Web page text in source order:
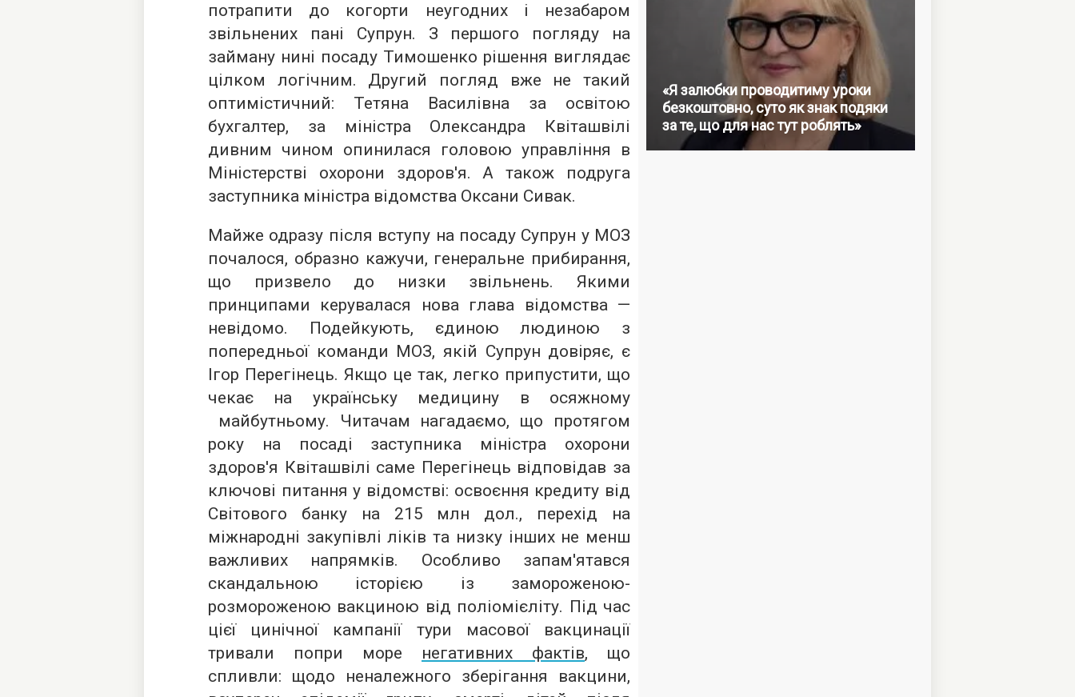
потрапити до когорти неугодних і незабаром
звільнених пані Супрун. З першого погляду на
займану нині посаду Тимошенко рішення виглядає
цілком логічним. Другий погляд вже не такий
оптимістичний: Тетяна Василівна за освітою
бухгалтер, за міністра Олександра Квіташвілі
дивним чином опинилася головою управління в
Міністерстві охорони здоров'я. А також подруга
заступника міністра відомства Оксани Сивак.
Майже одразу після вступу на посаду Супрун у МОЗ
почалося, образно кажучи, генеральне прибирання,
що призвело до низки звільнень. Якими
принципами керувалася нова глава відомства —
невідомо. Подейкують, єдиною людиною з
попередньої команди МОЗ, якій Супрун довіряє, є
Ігор Перегінець. Якщо це так, легко припустити, що
чекає на українську медицину в осяжному
майбутньому. Читачам нагадаємо, що протягом
року на посаді заступника міністра охорони
здоров'я Квіташвілі саме Перегінець відповідав за
ключові питання у відомстві: освоєння кредиту від
Світового банку на 215 млн дол., перехід на
міжнародні закупівлі ліків та низку інших не менш
важливих напрямків. Особливо запам'ятався
скандальною історією із замороженою-
розмороженою вакциною від поліомієліту. Під час
цієї цинічної кампанії тури масової вакцинації
тривали попри море негативних фактів, що
спливли: щодо неналежного зберігання вакцини,
«Я залюбки проводитиму уроки
безкоштовно, суто як знак подяки
за те, що для нас тут роблять»